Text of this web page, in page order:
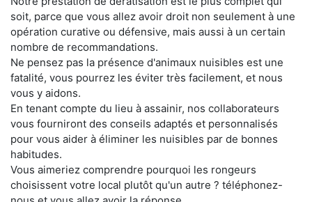
soit, parce que vous allez avoir droit non seulement à une
opération curative ou défensive, mais aussi à un certain
nombre de recommandations.
Ne pensez pas la présence d'animaux nuisibles est une
fatalité, vous pourrez les éviter très facilement, et nous
vous y aidons.
En tenant compte du lieu à assainir, nos collaborateurs
vous fourniront des conseils adaptés et personnalisés
pour vous aider à éliminer les nuisibles par de bonnes
habitudes.
Vous aimeriez comprendre pourquoi les rongeurs
choisissent votre local plutôt qu'un autre ? téléphonez-